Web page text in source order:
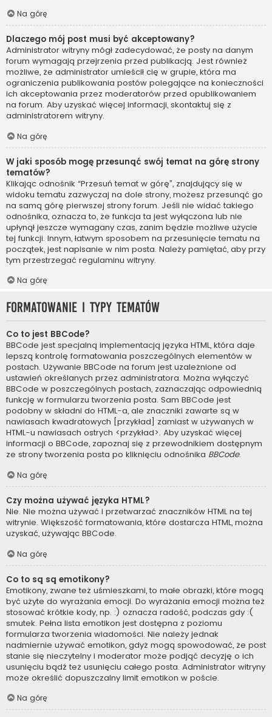
Na górę
Dlaczego mój post musi być akceptowany?
Administrator witryny mógł zadecydować, że posty na danym
forum wymagają przejrzenia przed publikacją. Jest również
możliwe, że administrator umieścił cię w grupie, która ma
ograniczenia publikowania postów polegające na konieczności
ich akceptowania przez moderatorów przed opublikowaniem
na forum. Aby uzyskać więcej informacji, skontaktuj się z
administratorem witryny.
Na górę
W jaki sposób mogę przesunąć swój temat na górę strony
tematów?
Klikając odnośnik “Przesuń temat w górę”, znajdujący się w
widoku tematu zazwyczaj na dole strony, możesz przesunąć go
na samą górę pierwszej strony forum. Jeśli nie widać takiego
odnośnika, oznacza to, że funkcja ta jest wyłączona lub nie
upłynął jeszcze wymagany czas, zanim będzie możliwe użycie
tej funkcji. Innym, łatwym sposobem na przesunięcie tematu na
początek, jest napisanie w nim posta. Należy pamiętać, aby przy
tym przestrzegać regulaminu witryny.
Na górę
Formatowanie i typy tematów
Co to jest BBCode?
BBCode jest specjalną implementacją języka HTML, która daje
lepszą kontrolę formatowania poszczególnych elementów w
postach. Używanie BBCode na forum jest uzależnione od
ustawień określanych przez administratora. Można wyłączyć
BBCode w poszczególnych postach, zaznaczając odpowiednią
funkcję w formularzu tworzenia posta. Sam BBCode jest
podobny w składni do HTML-a, ale znaczniki zawarte są w
nawiasach kwadratowych [przykład] zamiast w używanych w
HTML-u nawiasach ostrych <przykład>. Aby uzyskać więcej
informacji o BBCode, zapoznaj się z przewodnikiem dostępnym
ze strony tworzenia posta po kliknięciu odnośnika BBCode.
Na górę
Czy można używać języka HTML?
Nie. Nie można używać i przetwarzać znaczników HTML na tej
witrynie. Większość formatowania, które dostarcza HTML, można
uzyskać, używając BBCode.
Na górę
Co to są są emotikony?
Emotikony, zwane też uśmieszkami, to małe obrazki, które mogą
być użyte do wyrażania emocji. Do wyrażania emocji można też
stosować krótkie kody, np. :) oznacza radość, podczas gdy :(
smutek. Pełna lista emotikon jest dostępna z poziomu
formularza tworzenia wiadomości. Nie należy jednak
nadmiernie używać emotikon, gdyż mogą spowodować, że post
stanie się nieczytelny i moderator może podjąć decyzję o ich
usunięciu bądź też usunięciu całego posta. Administrator witryny
może określić dopuszczalny limit emotikon w poście.
Na górę